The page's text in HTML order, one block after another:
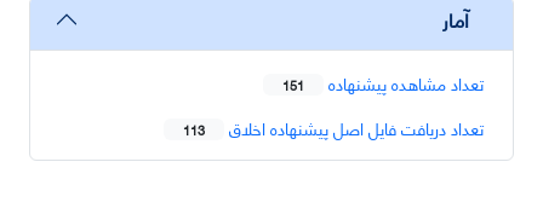
آمار
تعداد مشاهده پیشنهاده 151
تعداد دریافت فایل اصل پیشنهاده اخلاق 113